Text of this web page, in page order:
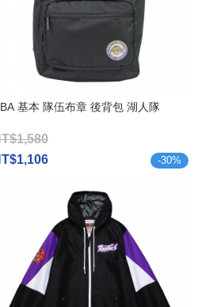
基本 隊伍布章 後背包 湖人隊
-30%